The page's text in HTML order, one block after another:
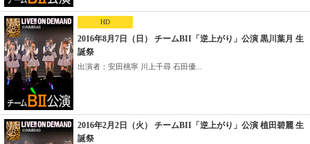
HD
2016年8月7日（日） チームBII「逆上がり」公演 黒川葉月 生
誕祭
出演者：安田桃寧 川上千尋 石田優...
2016年2月2日（火） チームBII「逆上がり」公演 植田碧麗 生
誕祭